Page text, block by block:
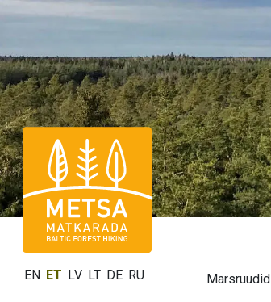
EN ET LV LT DE RU Marsruudid